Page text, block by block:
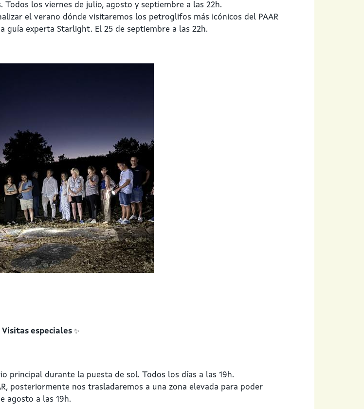
los viernes de julio, agosto y septiembre a las 22h.
el verano dónde visitaremos los petroglifos más icónicos del PAAR
experta Starlight. El 25 de septiembre a las 22h.
Visitas especiales ✨
principal durante la puesta de sol. Todos los días a las 19h.
posteriormente nos trasladaremos a una zona elevada para poder
agosto a las 19h.